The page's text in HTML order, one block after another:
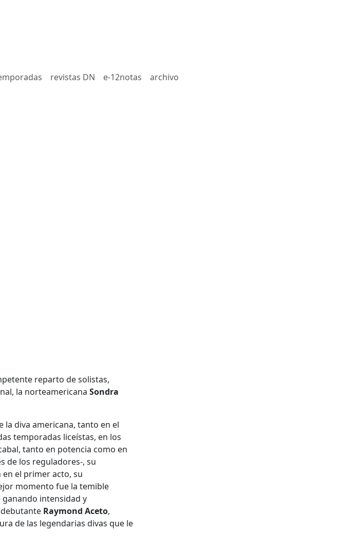
revistas DN e-12notas archivo
reparto de solistas,
la norteamericana Sondra
diva americana, tanto en el
temporadas liceístas, en los
tanto en potencia como en
de los reguladores-, su
el primer acto, su
momento fue la temible
intensidad y
Raymond Aceto,
de las legendarias divas que le